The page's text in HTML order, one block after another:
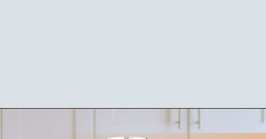
https://airfryerfritadeira.com.br/black-fraude-na-black-friday